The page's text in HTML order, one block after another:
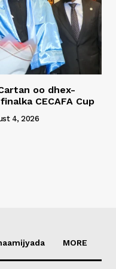
oo dhex-
CECAFA Cup
4, 2026
MORE